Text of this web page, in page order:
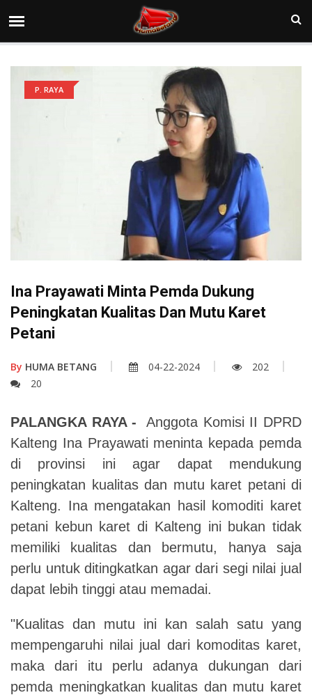
P. RAYA
Ina Prayawati Minta Pemda Dukung
Peningkatan Kualitas Dan Mutu Karet
Petani
By HUMA BETANG 04-22-2024
202
20
PALANGKA RAYA -
Anggota Komisi II DPRD
Kalteng Ina Prayawati meninta kepada pemda
di provinsi ini agar dapat mendukung
peningkatan kualitas dan mutu karet petani di
Kalteng. Ina mengatakan hasil komoditi karet
petani kebun karet di Kalteng ini bukan tidak
memiliki kualitas dan bermutu, hanya saja
perlu untuk ditingkatkan agar dari segi nilai jual
dapat lebih tinggi atau memadai.
"Kualitas dan mutu ini kan salah satu yang
mempengaruhi nilai jual dari komoditas karet,
maka dari itu perlu adanya dukungan dari
pemda meningkatkan kualitas dan mutu karet